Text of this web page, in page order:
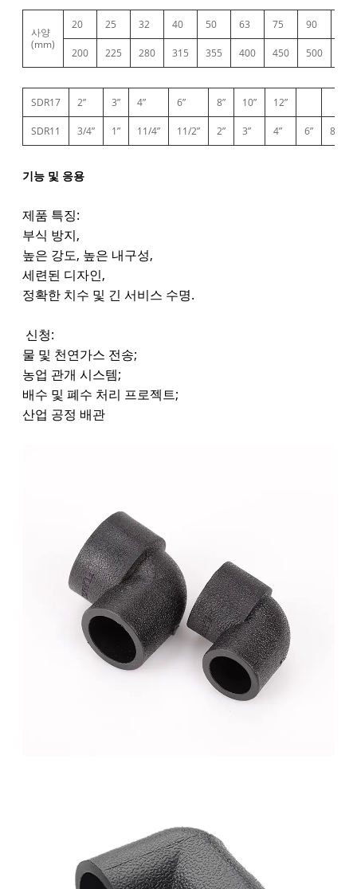
사양
(mm)
20 25 32 40 50 63 75 90
200 225 280 315 355 400 450 500
SDR17 2” 3” 4” 6” 8” 10” 12”
SDR11 3/4” 1” 11/4” 11/2” 2” 3” 4” 6” 8”
기능 및 응용
제품 특징:
부식 방지,
높은 강도, 높은 내구성,
세련된 디자인,
정확한 치수 및 긴 서비스 수명.
신청:
물 및 천연가스 전송;
농업 관개 시스템;
배수 및 폐수 처리 프로젝트;
산업 공정 배관